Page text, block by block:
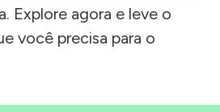
Explore agora e leve o
você precisa para o